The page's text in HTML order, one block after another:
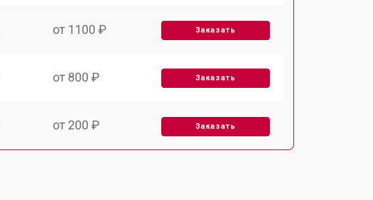
от 1100 ₽ Заказать
от 800 ₽ Заказать
от 200 ₽ Заказать